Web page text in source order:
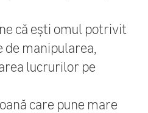
că ești omul potrivit
de manipularea,
lucrurilor pe
care pune mare